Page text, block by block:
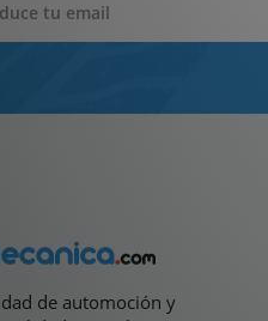
de automoción y